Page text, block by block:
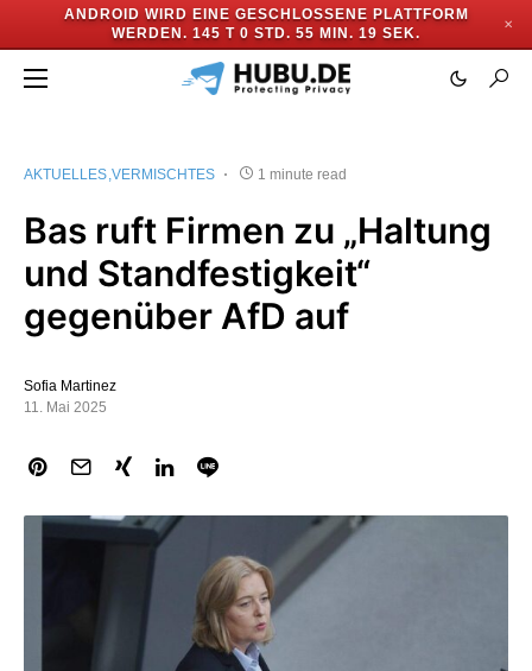
ANDROID WIRD EINE GESCHLOSSENE PLATTFORM
WERDEN. 145 T 0 STD. 55 MIN. 18 SEK.
✕
AKTUELLES VERMISCHTES 1 minute read
Bas ruft Firmen zu „Haltung
und Standfestigkeit“
gegenüber AfD auf
Sofia Martinez
11. Mai 2025